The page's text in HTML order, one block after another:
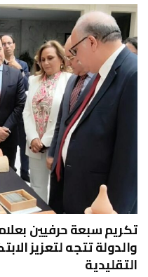
تكريم سبعة حرفيين
والدولة تتجه لتعزيز
التقليدية